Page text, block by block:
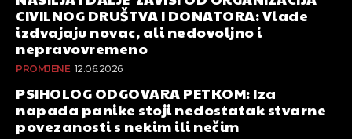
CIVILNOG DRUŠTVA I DONATORA: Vlade
izdvajaju novac, ali nedovoljno i
nepravovremeno
PROMJENE 12.06.2026
PSIHOLOG ODGOVARA PETKOM: Iza
napada panike stoji nedostatak stvarne
povezanosti s nekim ili nečim